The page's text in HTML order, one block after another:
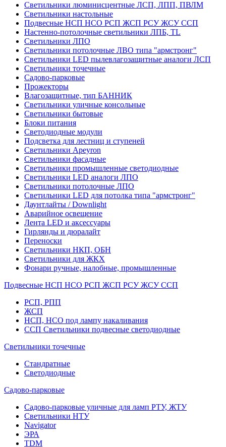
Светильники люминисцентные ЛСП, ЛПП, ПВЛМ
Светильники настольные
Подвесные НСП НСО РСП ЖСП РСУ ЖСУ ССП
Настенно-потолочные светильники ЛПБ, TL
Светильники ЛПО
Светильники потолочные ЛВО типа "армстронг"
Светильники LED пылевлагозащитные аналоги ЛСП
Светильники точечные
Садово-парковые
Прожекторы
Влагозащитные, тип БАННИК
Светильники уличные консольные
Светильники бытовые
Блоки питания
Светодиодные модули
Подсветка для лестниц и ступеней
Светильники Apeyron
Светильники фасадные
Светильники промышленные светодиодные
Светильники LED аналоги ЛПО
Светильники потолочные ЛПО
Светильники LED для потолка типа "армстронг"
Даунтлайты / Downlight
Аварийное освещение
Лента LED и аксессуары
Гирлянды и дюралайт
Переноски
Светильники НКП, ОБН
Светильники для ЖКХ
Фонари ручные, налобные, промышленные
Подвесные НСП НСО РСП ЖСП РСУ ЖСУ ССП
РСП, РПП
ЖСП
НСП, НСО под лампу накаливания
ССП Светильники подвесные светодиодные
Светильники точечные
Стандратные
Светодиодные
Садово-парковые
Садово-парковые уличные для ламп РТУ, ЖТУ
Светильники НТУ
Navigator
ЭРА
TDM